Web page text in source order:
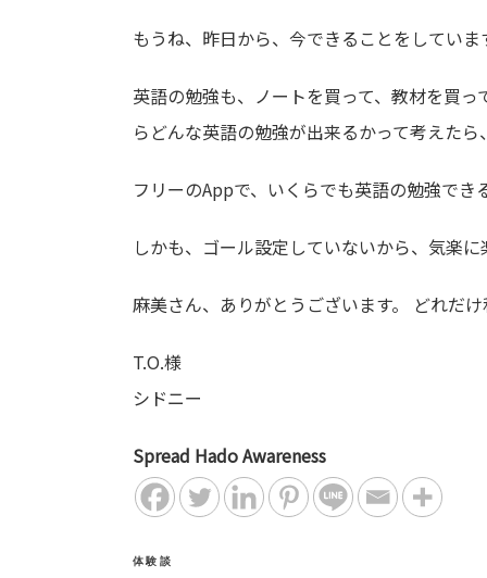
もうね、昨日から、今できることをしていま
英語の勉強も、ノートを買って、教材を買
らどんな英語の勉強が出来るかって考えた
フリーのAppで、いくらでも英語の勉強でき
しかも、ゴール設定していないから、気楽
麻美さん、ありがとうございます。 どれだ
T.O.様
シドニー
Spread Hado Awareness
体験談